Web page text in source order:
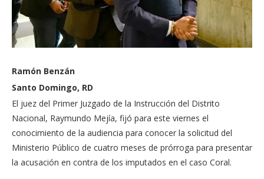
Ramón Benzán
Santo Domingo, RD
El juez del Primer Juzgado de la Instrucción del Distrito
Nacional, Raymundo Mejía, fijó para este viernes el
conocimiento de la audiencia para conocer la solicitud del
Ministerio Público de cuatro meses de prórroga para presentar
la acusación en contra de los imputados en el caso Coral.